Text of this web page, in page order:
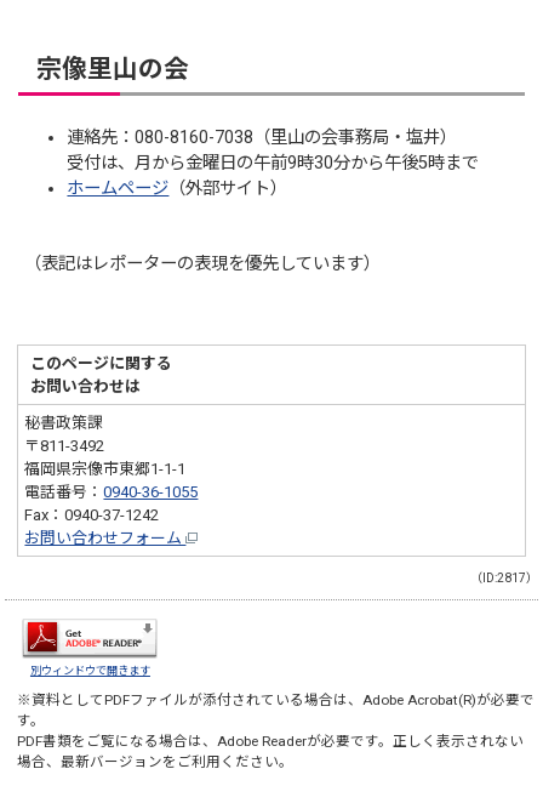
宗像里山の会
連絡先：080-8160-7038（里山の会事務局・塩井）
受付は、月から金曜日の午前9時30分から午後5時まで
ホームページ （外部サイト）
（表記はレポーターの表現を優先しています）
このページに関する
お問い合わせは
秘書政策課
〒811-3492
福岡県宗像市東郷1-1-1
電話番号：0940-36-1055
Fax：0940-37-1242
お問い合わせフォーム
（ID:2817）
別ウィンドウで開きます
※資料としてPDFファイルが添付されている場合は、 Adobe Acrobat(R)が必要で
す。
PDF書類をご覧になる場合は、 Adobe Readerが必要です。正しく表示されない
場合、最新バージョンをご利用ください。